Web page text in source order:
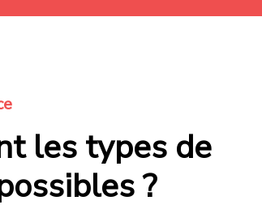
les types de
?